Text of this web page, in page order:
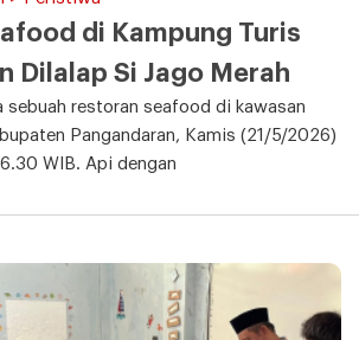
di Kampung Turis
Dilalap Si Jago Merah
sebuah restoran seafood di kawasan
Pangandaran, Kamis (21/5/2026)
WIB. Api dengan